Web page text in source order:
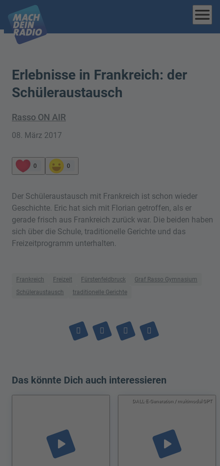
menu
Erlebnisse in Frankreich: der
Schüleraustausch
Rasso ON AIR
08. März 2017
0 0
Der Schüleraustausch mit Frankreich ist schon wieder
Geschichte. Eric hat sich mit Florian getroffen, als er
gerade frisch aus Frankreich zurück war. Die beiden haben
sich über die Schule, traditionelle Gerichte und das
Freizeitprogramm unterhalten.
Frankreich Freizeit Fürstenfeldbruck
Graf Rasso Gymnasium
Schüleraustausch
traditionelle Gerichte
Das könnte Dich auch interessieren
play_arrow
DALL·E‑Generation / multimodal GPT
play_arrow